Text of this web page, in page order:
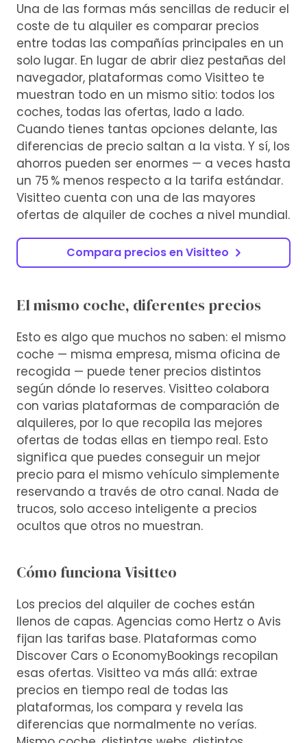
Una de las formas más sencillas de reducir el
coste de tu alquiler es comparar precios
entre todas las compañías principales en un
solo lugar. En lugar de abrir diez pestañas del
navegador, plataformas como Visitteo te
muestran todo en un mismo sitio: todos los
coches, todas las ofertas, lado a lado.
Cuando tienes tantas opciones delante, las
diferencias de precio saltan a la vista. Y sí, los
ahorros pueden ser enormes — a veces hasta
un 75 % menos respecto a la tarifa estándar.
Visitteo cuenta con una de las mayores
ofertas de alquiler de coches a nivel mundial.
Compara precios en Visitteo
El mismo coche, diferentes precios
Esto es algo que muchos no saben: el mismo
coche — misma empresa, misma oficina de
recogida — puede tener precios distintos
según dónde lo reserves. Visitteo colabora
con varias plataformas de comparación de
alquileres, por lo que recopila las mejores
ofertas de todas ellas en tiempo real. Esto
significa que puedes conseguir un mejor
precio para el mismo vehículo simplemente
reservando a través de otro canal. Nada de
trucos, solo acceso inteligente a precios
ocultos que otros no muestran.
Cómo funciona Visitteo
Los precios del alquiler de coches están
llenos de capas. Agencias como Hertz o Avis
fijan las tarifas base. Plataformas como
Discover Cars o EconomyBookings recopilan
esas ofertas. Visitteo va más allá: extrae
precios en tiempo real de todas las
plataformas, los compara y revela las
diferencias que normalmente no verías.